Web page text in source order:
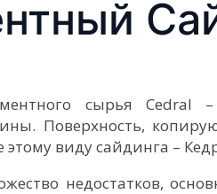
сырья Cedral –
Поверхность,
виду сайдинга –
недостатков,